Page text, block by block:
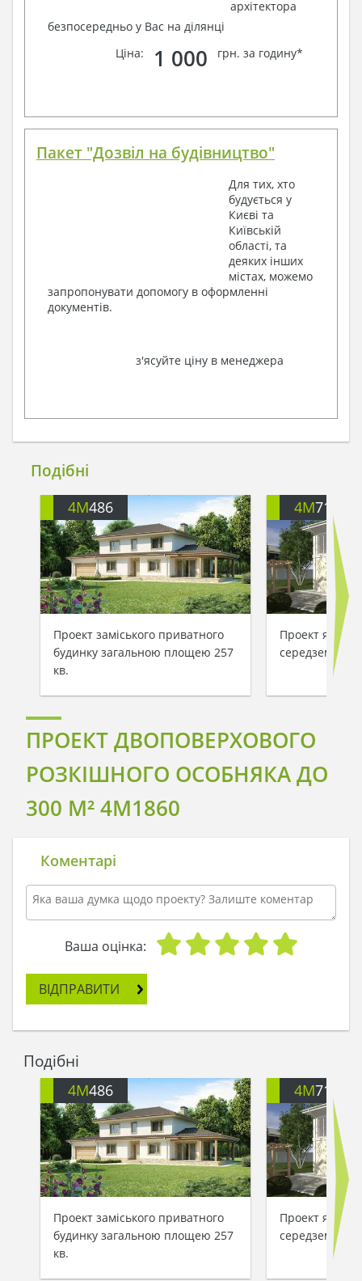
архітектора
безпосередньо у Вас на ділянці
Ціна:
1 000 грн. за годину*
Пакет "Дозвіл на будівництво"
Для тих, хто
будується у
Києві та
Київській
області, та
деяких інших
містах, можемо
запропонувати допомогу в оформленні
документів.
з'ясуйте ціну в менеджера
Подібні
4M486
Проект заміського приватного
будинку загальною площею 257
кв.
4M713
Проект
ПРОЕКТ ДВОПОВЕРХОВОГО
РОЗКІШНОГО ОСОБНЯКА ДО
300 M² 4M1860
Коментарі
Ваша оцінка:
ВІДПРАВИТИ
Подібні
4M486
Проект заміського приватного
будинку загальною площею 257
кв.
4M713
Проект